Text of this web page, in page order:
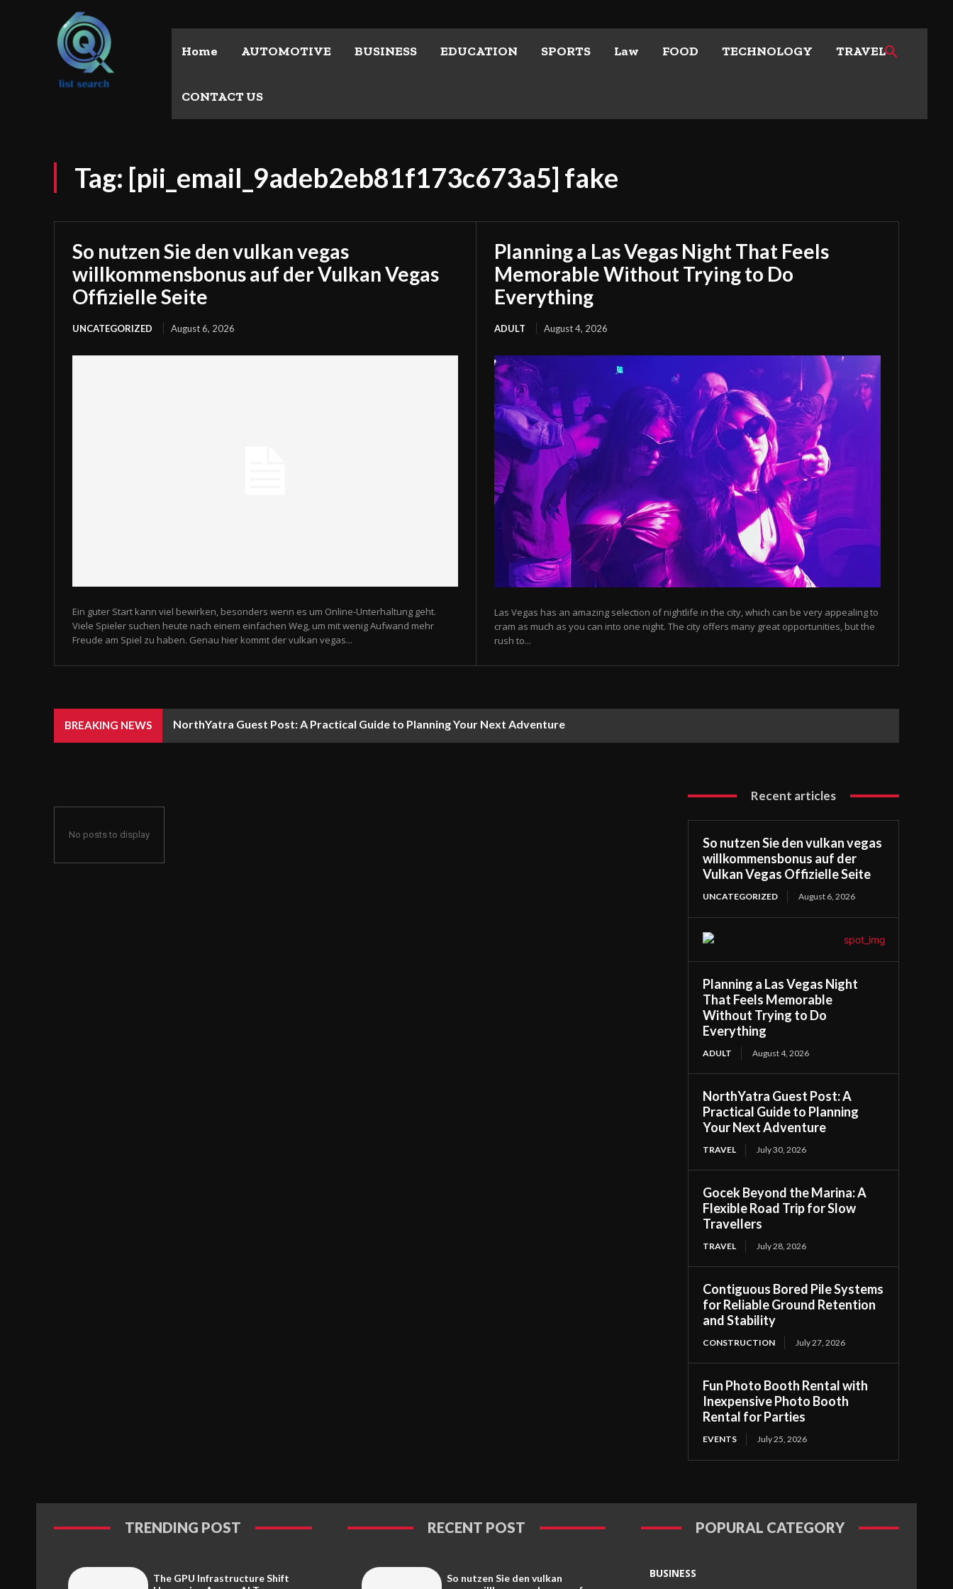
Home AUTOMOTIVE BUSINESS EDUCATION SPORTS Law FOOD TECHNOLOGY TRAVEL
CONTACT US
Tag: [pii_email_9adeb2eb81f173c673a5] fake
So nutzen Sie den vulkan vegas
willkommensbonus auf der Vulkan Vegas
Offizielle Seite
UNCATEGORIZED August 6, 2026
Ein guter Start kann viel bewirken, besonders wenn es um Online-Unterhaltung geht.
Viele Spieler suchen heute nach einem einfachen Weg, um mit wenig Aufwand mehr
Freude am Spiel zu haben. Genau hier kommt der vulkan vegas...
Planning a Las Vegas Night That Feels
Memorable Without Trying to Do
Everything
ADULT August 4, 2026
Las Vegas has an amazing selection of nightlife in the city, which can be very appealing to
cram as much as you can into one night. The city offers many great opportunities, but the
rush to...
BREAKING NEWS NorthYatra Guest Post: A Practical Guide to Planning Your Next Adventure
No posts to display
Recent articles
So nutzen Sie den vulkan vegas
willkommensbonus auf der
Vulkan Vegas Offizielle Seite
UNCATEGORIZED August 6, 2026
Planning a Las Vegas Night
That Feels Memorable
Without Trying to Do
Everything
ADULT August 4, 2026
NorthYatra Guest Post: A
Practical Guide to Planning
Your Next Adventure
TRAVEL July 30, 2026
Gocek Beyond the Marina: A
Flexible Road Trip for Slow
Travellers
TRAVEL July 28, 2026
Contiguous Bored Pile Systems
for Reliable Ground Retention
and Stability
CONSTRUCTION July 27, 2026
Fun Photo Booth Rental with
Inexpensive Photo Booth
Rental for Parties
EVENTS July 25, 2026
TRENDING POST
The GPU Infrastructure Shift
RECENT POST
So nutzen Sie den vulkan
POPURAL CATEGORY
BUSINESS